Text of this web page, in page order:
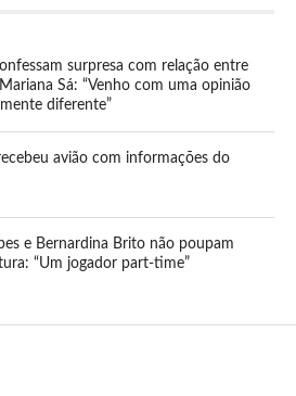
surpresa com relação entre
Sá: “Venho com uma opinião
diferente”
avião com informações do
e Bernardina Brito não poupam
“Um jogador part-time”